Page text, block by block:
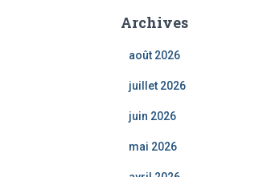
Archives
août 2026
juillet 2026
juin 2026
mai 2026